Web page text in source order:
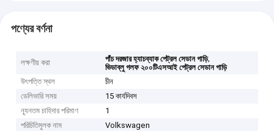
পণ্যের বর্ণনা
লক্ষণীয় করা পাঁচ দরজার হ্যাচব্যাক পেট্রল সেডান গাড়ি,
ভিডাব্লু গলফ ২০০টিএসআই পেট্রল সেডান গাড়ি
উৎপত্তি স্থল
চীন
ডেলিভারি সময়
15 কার্যদিবস
ন্যূনতম চাহিদার পরিমাণ
1
পরিচিতিমুলক নাম
Volkswagen